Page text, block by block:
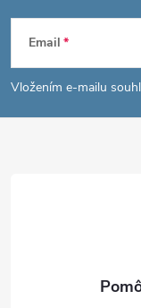
Z
á
p
Email
Vložením e-mailu